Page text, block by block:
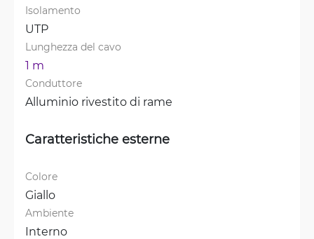
Isolamento
UTP
Lunghezza del cavo
1 m
Conduttore
Alluminio rivestito di rame
Caratteristiche esterne
Colore
Giallo
Ambiente
Interno